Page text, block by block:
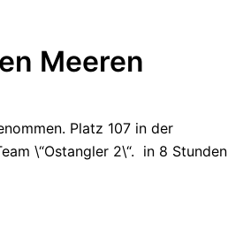
Meeren
Platz 107 in der
\“Ostangler 2\“. in 8 Stunden